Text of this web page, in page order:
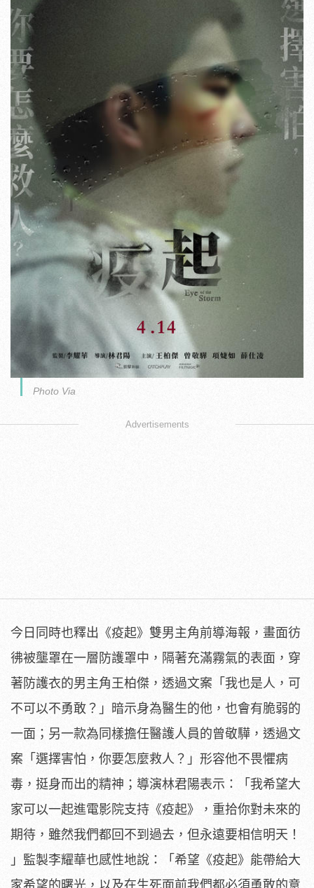
Photo Via
Advertisements
今日同時也釋出《疫起》雙男主角前導海報， 畫面彷
彿被壟罩在一層防護罩中，隔著充滿霧氣的表面， 穿
著防護衣的男主角王柏傑，透過文案「我也是人， 可
不可以不勇敢？」暗示身為醫生的他，也會有脆弱的
一面； 另一款為同樣擔任醫護人員的曾敬驊，透過文
案「選擇害怕， 你要怎麼救人？」形容他不畏懼病
毒，挺身而出的精神； 導演林君陽表示：「我希望大
家可以一起進電影院支持《疫起》， 重拾你對未來的
期待，雖然我們都回不到過去，但永遠要相信明天！
」監製李耀華也感性地說：「希望《疫起》能帶給大
家希望的曙光， 以及在生死面前我們都必須勇敢的意